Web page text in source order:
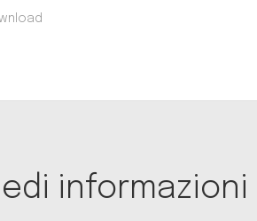
informazioni